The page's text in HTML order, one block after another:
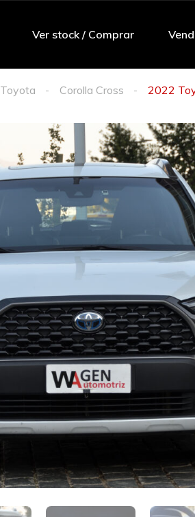
Ver stock / Comprar
Toyota Corolla Cross 2022